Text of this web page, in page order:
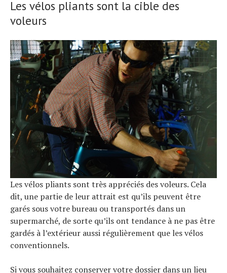
Les vélos pliants sont la cible des
voleurs
Les vélos pliants sont très appréciés des voleurs. Cela
dit, une partie de leur attrait est qu’ils peuvent être
garés sous votre bureau ou transportés dans un
supermarché, de sorte qu’ils ont tendance à ne pas être
gardés à l’extérieur aussi régulièrement que les vélos
conventionnels.
Si vous souhaitez conserver votre dossier dans un lieu